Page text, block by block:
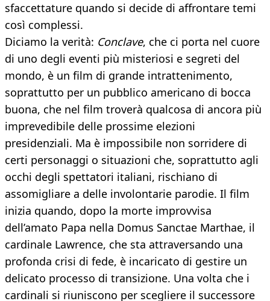
sfaccettature quando si decide di affrontare temi
così complessi.
Diciamo la verità: Conclave, che ci porta nel cuore
di uno degli eventi più misteriosi e segreti del
mondo, è un film di grande intrattenimento,
soprattutto per un pubblico americano di bocca
buona, che nel film troverà qualcosa di ancora più
imprevedibile delle prossime elezioni
presidenziali. Ma è impossibile non sorridere di
certi personaggi o situazioni che, soprattutto agli
occhi degli spettatori italiani, rischiano di
assomigliare a delle involontarie parodie. Il film
inizia quando, dopo la morte improvvisa
dell’amato Papa nella Domus Sanctae Marthae, il
cardinale Lawrence, che sta attraversando una
profonda crisi di fede, è incaricato di gestire un
delicato processo di transizione. Una volta che i
cardinali si riuniscono per scegliere il successore